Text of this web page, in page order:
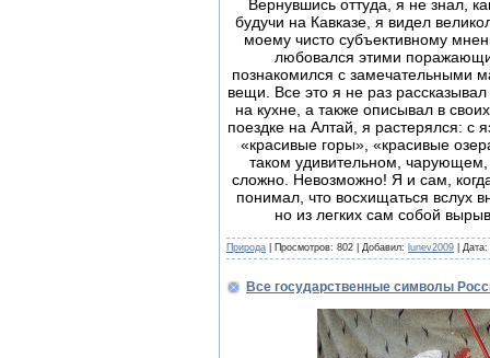
Вернувшись оттуда, я не знал,
будучи на Кавказе, я видел
моему чисто субъективному
любовался этими
познакомился с замечательными
вещи. Все это я не раз
на кухне, а также описывал в
поездке на Алтай, я растерялся: с
«красивые горы», «красивые
таком удивительном, чарующем,
сложно. Невозможно! Я и сам,
понимал, что восхищаться вслух
но из легких сам собой
Природа | Просмотров: 802 | Добавил: lunev2009 | Дата:
Все государственные символы